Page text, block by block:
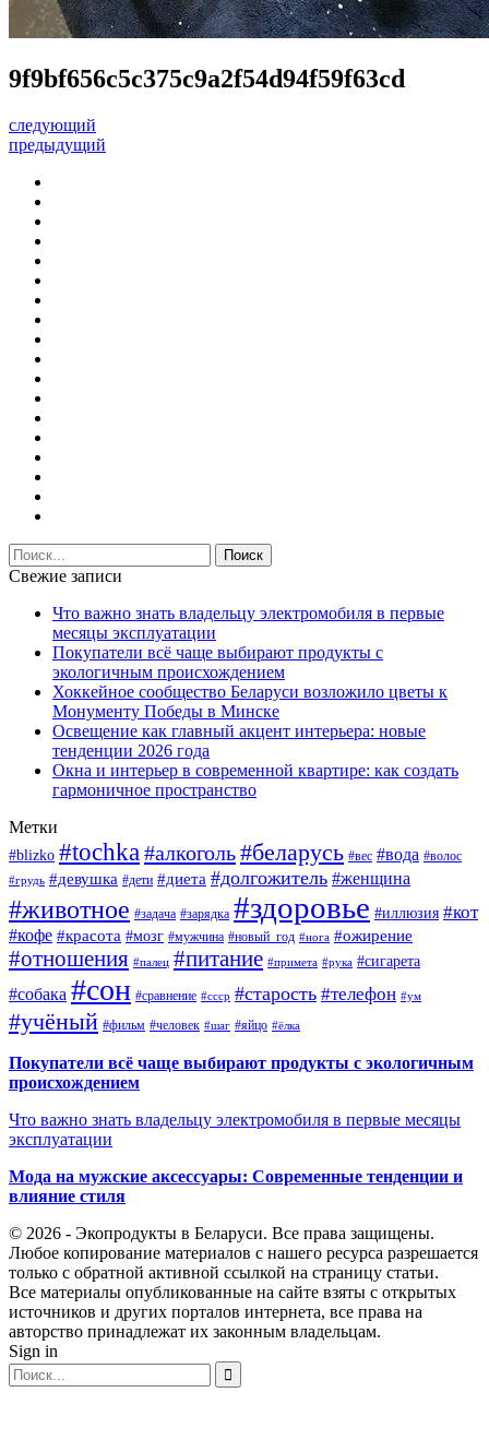
9f9bf656c5c375c9a2f54d94f59f63cd
следующий
предыдущий
Свежие записи
Что важно знать владельцу электромобиля в первые
месяцы эксплуатации
Покупатели всё чаще выбирают продукты с
экологичным происхождением
Хоккейное сообщество Беларуси возложило цветы к
Монументу Победы в Минске
Освещение как главный акцент интерьера: новые
тенденции 2026 года
Окна и интерьер в современной квартире: как создать
гармоничное пространство
Метки
#blizko #tochka #алкоголь#беларусь #вес #вода #волос
#грудь #девушка #дети #диета #долгожитель #женщина
#животное #задача #зарядка #здоровье #иллюзия #кот
#кофе #красота #мозг #мужчина #новый_год #нога #ожирение
#отношения #палец #питание #примета #рука #сигарета
#собака #сон #сравнение #ссср #старость #телефон #ум
#учёный #фильм #человек #шаг #яйцо #ёлка
Покупатели всё чаще выбирают продукты с экологичным
происхождением
Что важно знать владельцу электромобиля в первые месяцы
эксплуатации
Мода на мужские аксессуары: Современные тенденции и
влияние стиля
© 2026 - Экопродукты в Беларуси. Все права защищены.
Любое копирование материалов с нашего ресурса разрешается
только с обратной активной ссылкой на страницу статьи.
Все материалы опубликованные на сайте взяты с открытых
источников и других порталов интернета, все права на
авторство принадлежат их законным владельцам.
Sign in